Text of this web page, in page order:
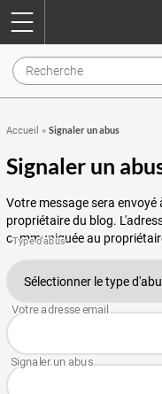
Accueil » Signaler un abus
Signaler un
Votre message sera envoyé
propriétaire du blog.
communiquée au